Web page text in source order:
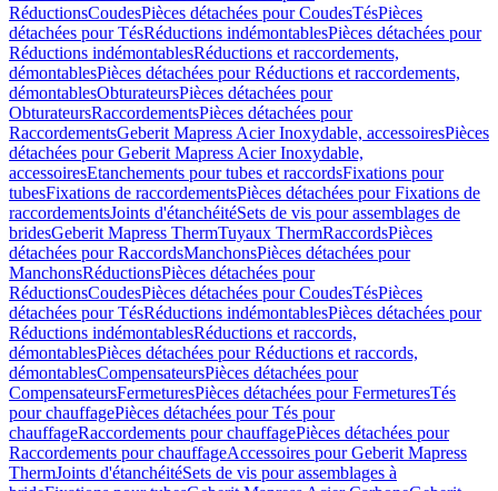
RéductionsCoudesPièces détachées pour CoudesTésPièces
détachées pour TésRéductions indémontablesPièces détachées pour
Réductions indémontablesRéductions et raccordements,
démontablesPièces détachées pour Réductions et raccordements,
démontablesObturateursPièces détachées pour
ObturateursRaccordementsPièces détachées pour
RaccordementsGeberit Mapress Acier Inoxydable, accessoiresPièces
détachées pour Geberit Mapress Acier Inoxydable,
accessoiresEtanchements pour tubes et raccordsFixations pour
tubesFixations de raccordementsPièces détachées pour Fixations de
raccordementsJoints d'étanchéitéSets de vis pour assemblages de
bridesGeberit Mapress ThermTuyaux ThermRaccordsPièces
détachées pour RaccordsManchonsPièces détachées pour
ManchonsRéductionsPièces détachées pour
RéductionsCoudesPièces détachées pour CoudesTésPièces
détachées pour TésRéductions indémontablesPièces détachées pour
Réductions indémontablesRéductions et raccords,
démontablesPièces détachées pour Réductions et raccords,
démontablesCompensateursPièces détachées pour
CompensateursFermeturesPièces détachées pour FermeturesTés
pour chauffagePièces détachées pour Tés pour
chauffageRaccordements pour chauffagePièces détachées pour
Raccordements pour chauffageAccessoires pour Geberit Mapress
ThermJoints d'étanchéitéSets de vis pour assemblages à